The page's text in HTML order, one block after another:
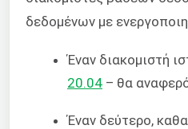
δεδομένων με
Έναν διακομιστή
20.04 – θα
Έναν δεύτερο,